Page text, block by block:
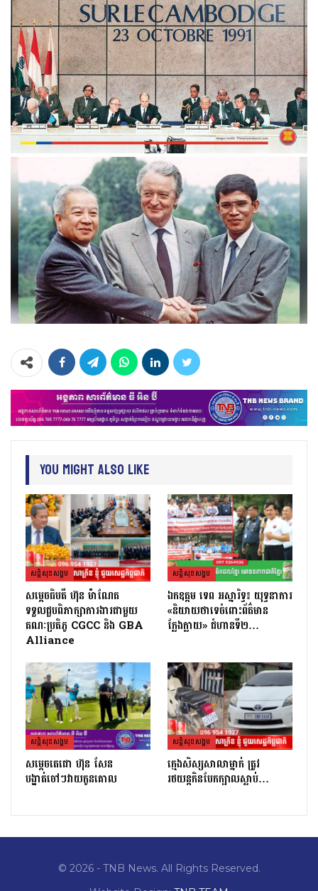
You Might Also Like
សន្តិសុខសង្គម
សម្តេចធិបតី ហ៊ុន ម៉ាណែត
ទទួលជួបពិភាក្សាការងារជាមួយ
គណៈប្រតិភូ CGCC និង GBA
Alliance
សន្តិសុខសង្គម
ឯកឧត្តម ទេព អស្នារិទ្ធ៖ យុទ្ធនាការ
«និយាយថាទេចំពោះព័ត៌មាន
ក្លែងក្លាយ» ជំហានទី២…
សន្តិសុខសង្គម
សម្តេចតេជោ ហ៊ុន សែន
បង្ហាត់ចៅៗវាយកូនគោល
សន្តិសុខសង្គម
ក្មេងសិស្សសាលាម្នាក់ ត្រូវ
រថយន្តកិនបែកក្បាលស្លាប់…
© 2026 - TNB News. All Rights Reserved.